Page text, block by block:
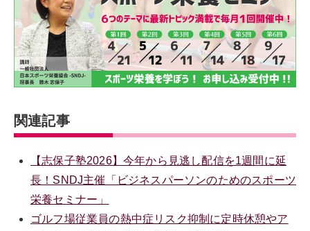
関連記事
【志保子塾2026】今年から見逃し配信を1週間に延
長！SNDJ主催「ビジネスパーソンのためのスポーツ
栄養セミナー」
ゴルフ場従業員の熱中症リスク抑制に定時休憩やア